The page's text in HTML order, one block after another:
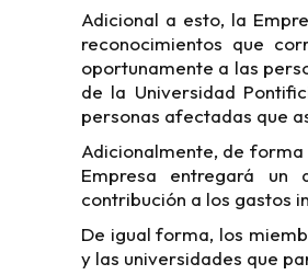
Adicional a esto, la
reconocimientos que
oportunamente a las
de la Universidad
personas afectadas que
Adicionalmente, de
Empresa entregará
contribución a los gastos
De igual forma, los
y las universidades que